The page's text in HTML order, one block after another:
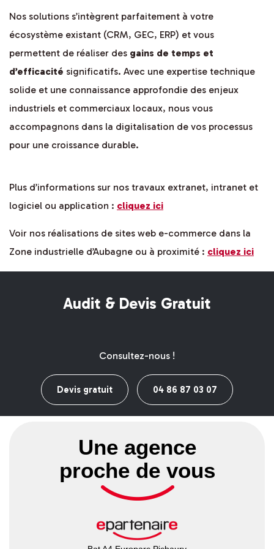
Nos solutions s’intègrent parfaitement à votre
écosystème existant (CRM, GEC, ERP) et vous
permettent de réaliser des gains de temps et
d’efficacité significatifs. Avec une expertise technique
solide et une connaissance approfondie des enjeux
industriels et commerciaux locaux, nous vous
accompagnons dans la digitalisation de vos processus
pour une croissance durable.
Plus d’informations sur nos travaux extranet, intranet et
logiciel ou application : cliquez ici
Voir nos réalisations de sites web e-commerce dans la
Zone industrielle d’Aubagne ou à proximité : cliquez ici
Audit & Devis Gratuit
Consultez-nous !
Devis gratuit 04 86 87 03 07
Une agence
proche de vous